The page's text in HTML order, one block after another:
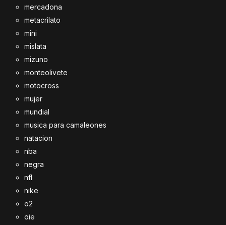
mercadona
metacrilato
mini
mislata
mizuno
monteolivete
motocross
mujer
mundial
musica para camaleones
natacion
nba
negra
nfl
nike
o2
oie